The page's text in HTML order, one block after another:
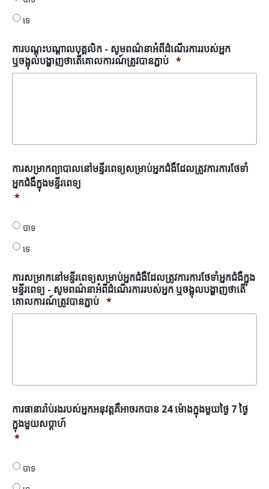
ទេ
ការបណ្តុះបណ្តាលបុគ្គលិក - សូមពណ៌នាអំពីដំណើរការរបស់អ្នក
ឬចង្អុលបង្ហាញថាតើគោលការណ៍ត្រូវបានភ្ជាប់ *
មន្ទីរ
ពេទ្យ
សម្រាប់
ដែល
ត្រូវ
ការ
ថែទាំ
អ្នក
ជំងឺ
ក្នុង
ការសម្រាកព្យាបាលនៅមន្ទីរពេទ្យសម្រាប់អ្នកជំងឺដែលត្រូវការការថែទាំ
អ្នកជំងឺក្នុងមន្ទីរពេទ្យ
*
បាទ
ទេ
ការសម្រាកនៅមន្ទីរពេទ្យសម្រាប់អ្នកជំងឺដែលត្រូវការការថែទាំអ្នកជំងឺក្នុង
មន្ទីរពេទ្យ - សូមពណ៌នាអំពីដំណើរការរបស់អ្នក ឬចង្អុលបង្ហាញថាតើ
គោលការណ៍ត្រូវបានភ្ជាប់ *
ការ
ធានា
រ៉ាប់រង
អនុវត្តគឺ
អាច
ការធានារ៉ាប់រងរបស់អ្នកអនុវត្តគឺអាចរកបាន 24 ម៉ោងក្នុងមួយថ្ងៃ 7 ថ្ងៃ
ក្នុងមួយសប្តាហ៍
*
បាទ